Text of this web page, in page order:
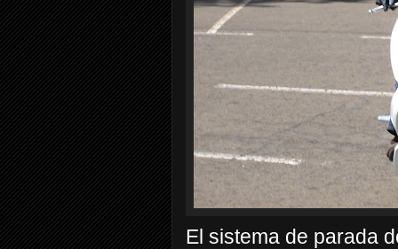
El sistema de parada